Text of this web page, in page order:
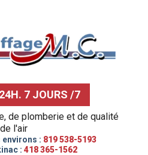
7 JOURS /7
de plomberie et de qualité
de l'air
environs : 819 538-5193
: 418 365-1562